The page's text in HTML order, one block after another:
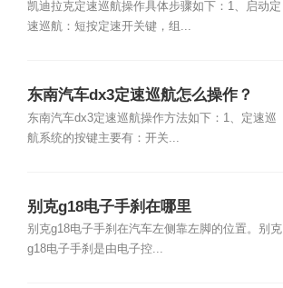
凯迪拉克定速巡航操作具体步骤如下：1、启动定
速巡航：短按定速开关键，组...
东南汽车dx3定速巡航怎么操作？
东南汽车dx3定速巡航操作方法如下：1、定速巡
航系统的按键主要有：开关...
别克g18电子手刹在哪里
别克g18电子手刹在汽车左侧靠左脚的位置。别克
g18电子手刹是由电子控...